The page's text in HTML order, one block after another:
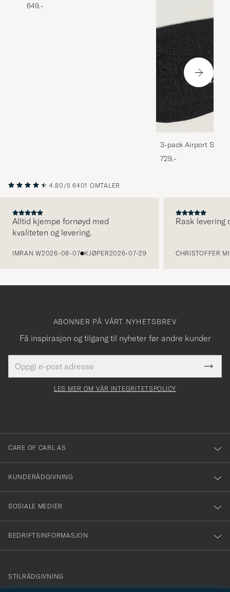
649,-
3-pack Airport
Melange
729,-
4.80/5 6401 OMTALER
Alltid kjempe fornøyd med
kvaliteten og levering.
IMRAN W2026-08-07 KJØPER2026-07-29
Rask levering
CHRISTOFFER
ABONNER PÅ VÅRT NYHETSBREV
Få inspirasjon og tilgang til nyheter før andre kunder
postadresse
felt
Tack
för
dig
till
vårt
nyhetsbrev!
LES MER OM VÅR INTEGRITETSPOLICY
CARE OF CARL AS
KUNDERÅDGIVNING
SOSIALE MEDIER
BEDRIFTSINFORMASJON
info@careofcarl.no
STILRÅDGIVNING